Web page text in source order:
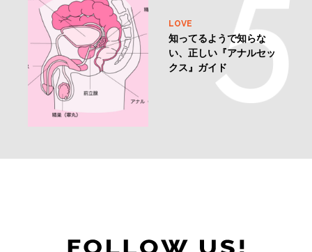
CULTURE
ボーイ・ミーツ・ボーイ
の傑作！韓国映画『君と
僕の5分』が公開へ
い、正しい『アナルセッ